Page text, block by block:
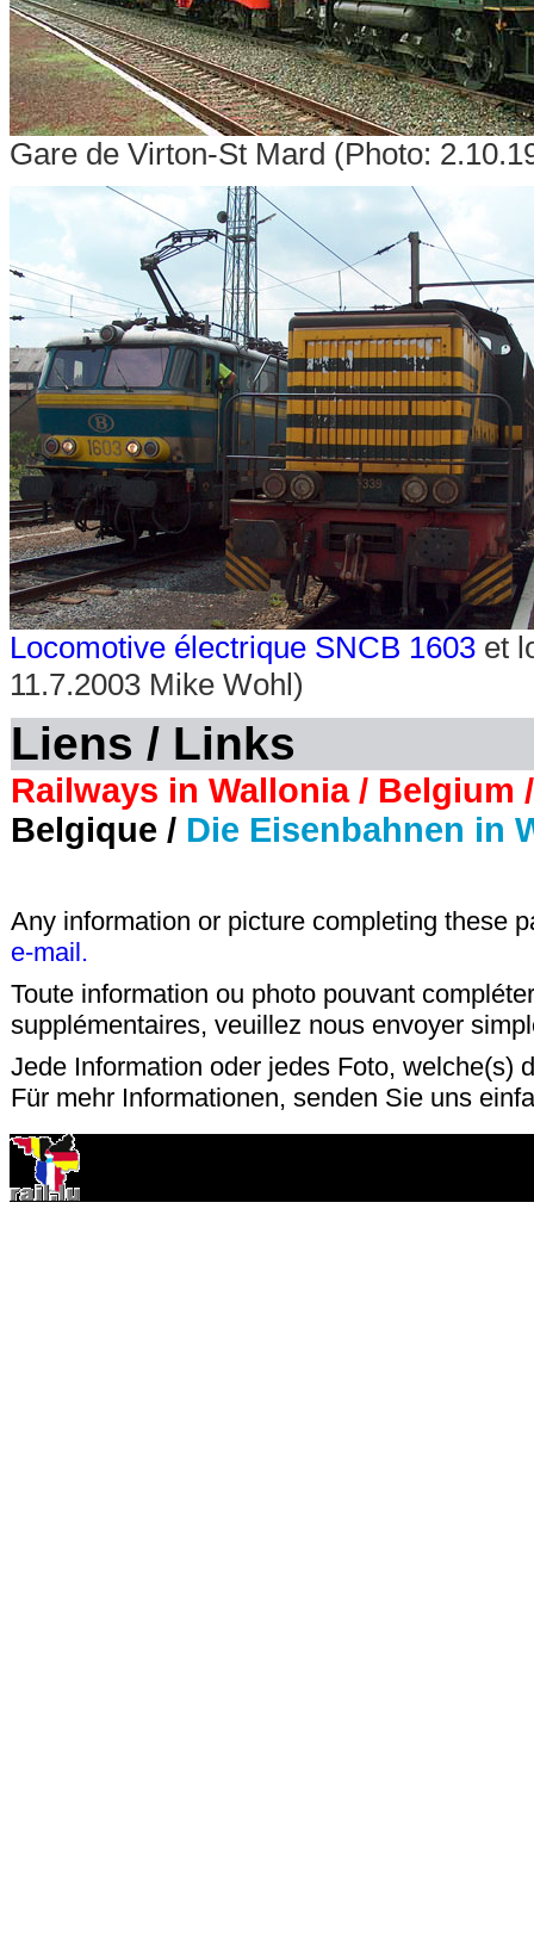
Gare de Virton-St Mard (Photo:
Locomotive électrique SNCB 1603 et
11.7.2003 Mike Wohl)
Liens / Links
Railways in Wallonia / Belgium /
Belgique / Die Eisenbahnen in
Any information or picture completing these
e-mail.
Toute information ou photo pouvant
supplémentaires, veuillez nous envoyer
Jede Information oder jedes Foto, welche(s)
Für mehr Informationen, senden Sie uns